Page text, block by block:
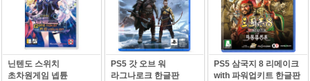
닌텐도 스위치
초차원게임 넵튠
PS5 갓 오브 워
라그나로크 한글판
PS5 삼국지 8 리메이크
with 파워업키트 한글판